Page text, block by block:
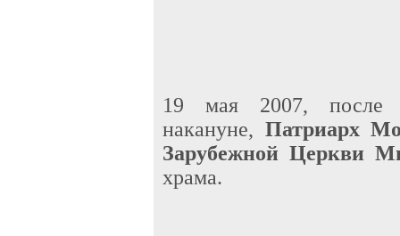
19 мая 2007, после
накануне, Патриарх
Зарубежной Церкви
храма.